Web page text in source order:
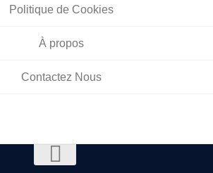
Politique de Cookies
À propos
Contactez Nous